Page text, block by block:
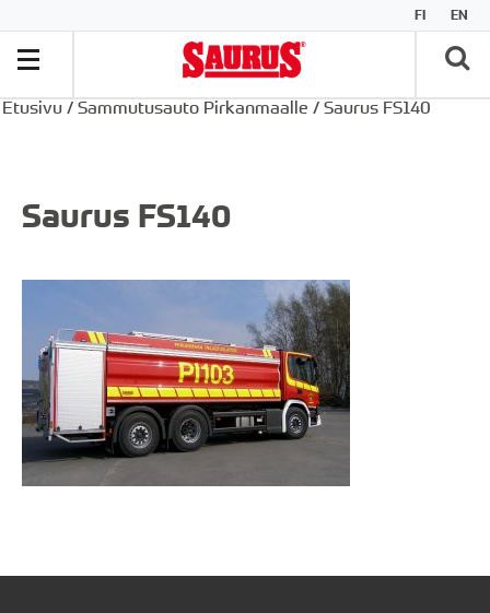
FI EN
Etusivu / Sammutusauto Pirkanmaalle / Saurus FS140
Saurus FS140